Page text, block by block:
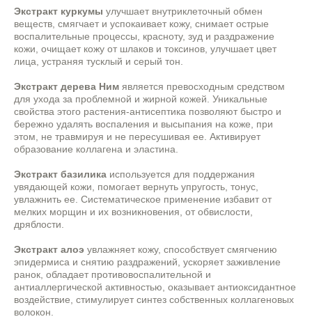
Экстракт куркумы улучшает внутриклеточный обмен
веществ, смягчает и успокаивает кожу, снимает острые
воспалительные процессы, красноту, зуд и раздражение
кожи, очищает кожу от шлаков и токсинов, улучшает цвет
лица, устраняя тусклый и серый тон.
Экстракт дерева Ним является превосходным средством
для ухода за проблемной и жирной кожей. Уникальные
свойства этого растения-антисептика позволяют быстро и
бережно удалять воспаления и высыпания на коже, при
этом, не травмируя и не пересушивая ее. Активирует
образование коллагена и эластина.
Экстракт базилика используется для поддержания
увядающей кожи, помогает вернуть упругость, тонус,
увлажнить ее. Систематическое применение избавит от
мелких морщин и их возникновения, от обвислости,
дряблости.
Экстракт алоэ увлажняет кожу, способствует смягчению
эпидермиса и снятию раздражений, ускоряет заживление
ранок, обладает противовоспалительной и
антиаллергической активностью, оказывает антиоксидантное
воздействие, стимулирует синтез собственных коллагеновых
волокон.